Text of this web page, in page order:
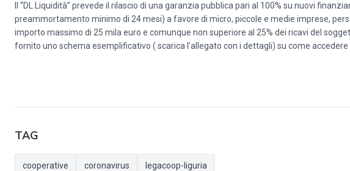
Il “DL Liquidità” prevede il rilascio di una garanzia pubblica pari al 100% su nuovi
preammortamento minimo di 24 mesi) a favore di micro, piccole e medie imprese,
importo massimo di 25 mila euro e comunque non superiore al 25% dei ricavi del
fornito uno schema esemplificativo ( scarica l'allegato con i dettagli) su come
TAG
cooperative coronavirus legacoop-liguria